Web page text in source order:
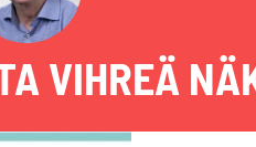
VIHREÄ